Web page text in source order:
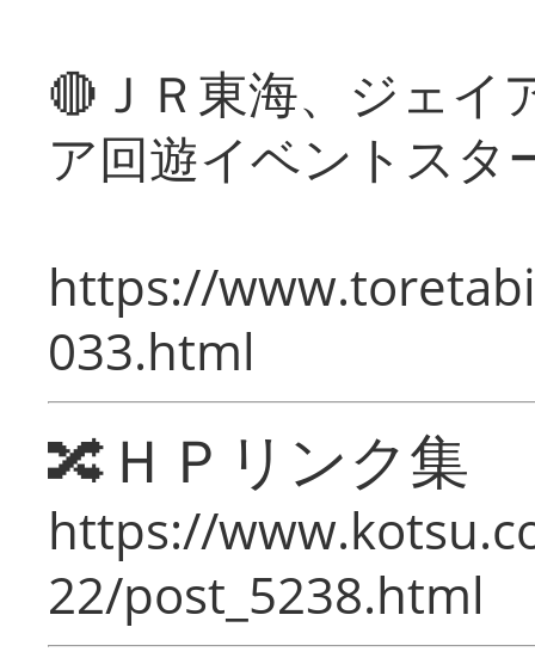
🔴ＪＲ東海、ジェイ
ア回遊イベントスタ
https://
033.html
🔀ＨＰリンク集
https://
22/post_5238.html